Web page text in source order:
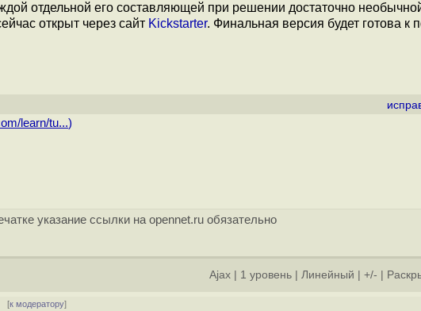
отдельной его составляющей при решении достаточно
открыт через сайт Kickstarter. Финальная версия будет готова к
learn/tu...)
указание ссылки на opennet.ru обязательно
Ajax 1 уровень Линейный +/-
[к модератору]